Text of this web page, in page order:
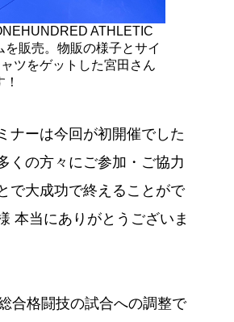
ATHLETIC
を販売。物販の様子とサイ
ツをゲットした宮田さん
ナーは今回が初開催でした
くの方々にご参加・ご協力
で大成功で終えることがで
本当にありがとうございま
合格闘技の試合への調整で